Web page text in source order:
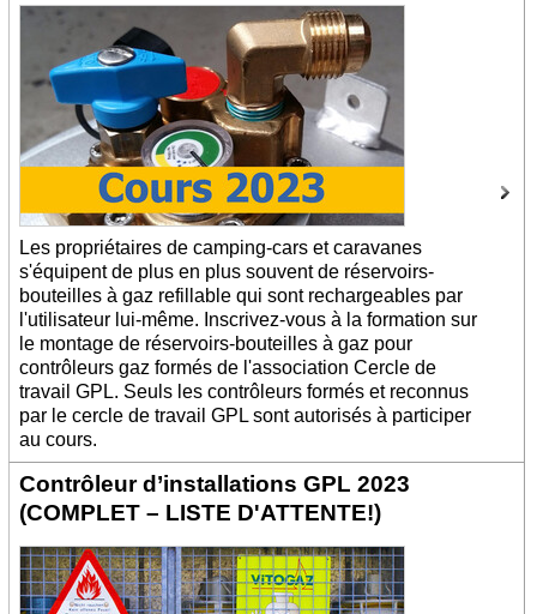
Les propriétaires de camping-cars et caravanes
s'équipent de plus en plus souvent de réservoirs-
bouteilles à gaz refillable qui sont rechargeables par
l'utilisateur lui-même. Inscrivez-vous à la formation sur
le montage de réservoirs-bouteilles à gaz pour
contrôleurs gaz formés de l'association Cercle de
travail GPL. Seuls les contrôleurs formés et reconnus
par le cercle de travail GPL sont autorisés à participer
au cours.
Contrôleur d’installations GPL 2023
(COMPLET – LISTE D'ATTENTE!)